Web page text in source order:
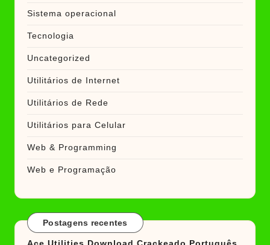
Sistema operacional
Tecnologia
Uncategorized
Utilitários de Internet
Utilitários de Rede
Utilitários para Celular
Web & Programming
Web e Programação
Postagens recentes